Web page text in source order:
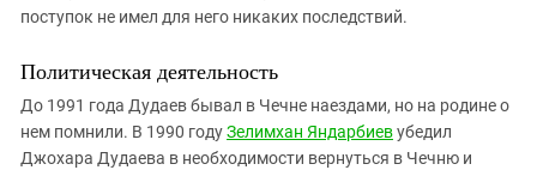
поступок не имел для него никаких последствий.
Политическая деятельность
До 1991 года Дудаев бывал в Чечне наездами, но на родине о
нем помнили. В 1990 годуЗелимхан Яндарбиевубедил
Джохара Дудаева в необходимости вернуться в Чечню и